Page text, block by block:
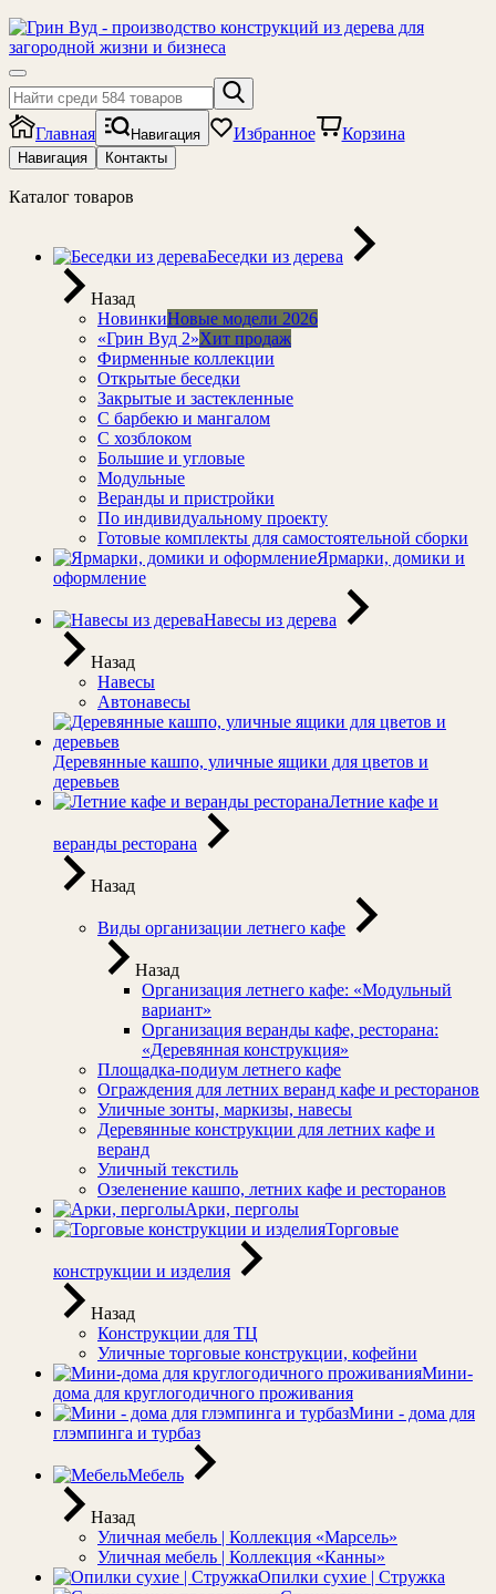
Главная Навигация Избранное Корзина
Навигация Контакты
Каталог товаров
Беседки из дерева
Назад
НовинкиНовые модели 2026
«Грин Вуд 2»Хит продаж
Фирменные коллекции
Открытые беседки
Закрытые и застекленные
С барбекю и мангалом
С хозблоком
Большие и угловые
Модульные
Веранды и пристройки
По индивидуальному проекту
Готовые комплекты для самостоятельной сборки
Ярмарки, домики и
оформление
Навесы из дерева
Назад
Навесы
Автонавесы
Деревянные кашпо, уличные ящики для цветов и
деревьев
Летние кафе и
веранды ресторана
Назад
Виды организации летнего кафе
Назад
Организация летнего кафе: «Модульный
вариант»
Организация веранды кафе, ресторана:
«Деревянная конструкция»
Площадка-подиум летнего кафе
Ограждения для летних веранд кафе и ресторанов
Уличные зонты, маркизы, навесы
Деревянные конструкции для летних кафе и
веранд
Уличный текстиль
Озеленение кашпо, летних кафе и ресторанов
Арки, перголы
Торговые
конструкции и изделия
Назад
Конструкции для ТЦ
Уличные торговые конструкции, кофейни
Мини-
дома для круглогодичного проживания
Мини - дома для
глэмпинга и турбаз
Мебель
Назад
Уличная мебель | Коллекция «Марсель»
Уличная мебель | Коллекция «Канны»
Опилки сухие | Стружка